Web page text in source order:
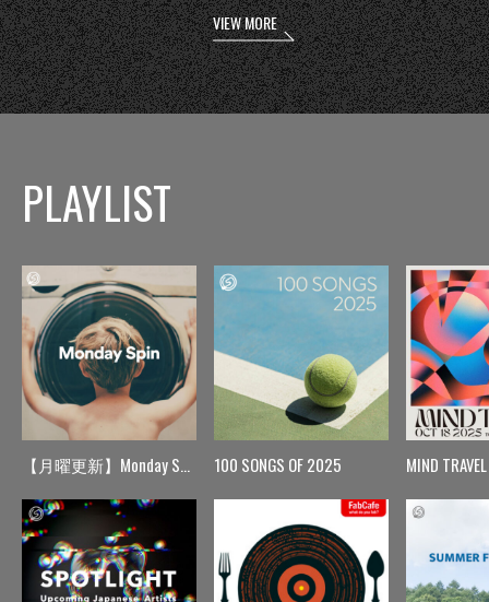
VIEW MORE
PLAYLIST
【月曜更新】Monday Spin 100 SONGS OF 2025 MIND TRAVEL